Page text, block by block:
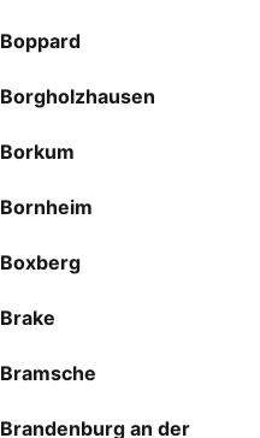
Boppard
Borgholzhausen
Borkum
Bornheim
Boxberg
Brake
Bramsche
Brandenburg an der